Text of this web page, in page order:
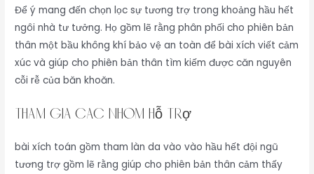
Để ý mang đến chọn lọc sự tương trợ trong khoảng hầu hết
ngôi nhà tư tưởng. Họ gồm lẽ rằng phân phối cho phiên bản
thân một bầu không khí bảo vệ an toàn để bài xích viết cảm
xúc và giúp cho phiên bản thân tìm kiếm được căn nguyên
cỗi rễ của băn khoăn.
Tham Gia Các Nhóm Hỗ Trợ
bài xích toán gồm tham làn da vào vào hầu hết đội ngũ
tương trợ gồm lẽ rằng giúp cho phiên bản thân cảm thấy